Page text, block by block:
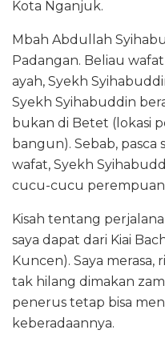
Kota Nganjuk.
Mbah Abdullah
Padangan. Beliau
ayah, Syekh
Syekh Syihabuddin
bukan di Betet (lokasi
bangun). Sebab,
wafat, Syekh
cucu-cucu
Kisah tentang
saya dapat dari Kiai
Kuncen). Saya merasa,
tak hilang dimakan
penerus tetap bisa
keberadaannya.